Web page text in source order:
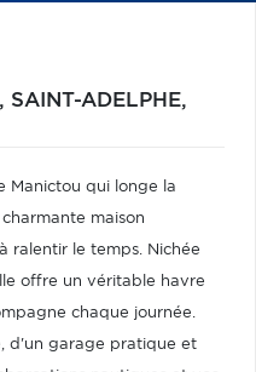
SAINT-ADELPHE,
Manictou qui longe la
maison
ralentir le temps. Nichée
offre un véritable havre
chaque journée.
d'un garage pratique et